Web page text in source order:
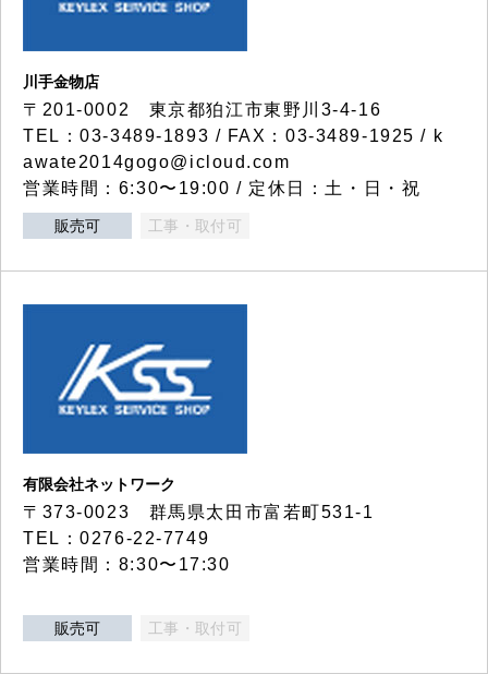
川手金物店
〒201-0002 東京都狛江市東野川3-4-16
TEL：03-3489-1893 / FAX：03-3489-1925 / k
awate2014gogo@icloud.com
営業時間：6:30〜19:00 / 定休日：土・日・祝
販売可 工事・取付可
有限会社ネットワーク
〒373-0023 群馬県太田市富若町531-1
TEL：0276-22-7749
営業時間：8:30〜17:30
販売可 工事・取付可